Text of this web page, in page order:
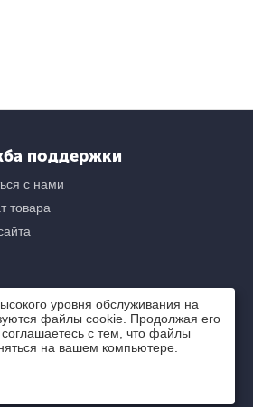
поддержки
с нами
товара
уровня обслуживания на
файлы cookie. Продолжая его
с тем, что файлы
на вашем компьютере.